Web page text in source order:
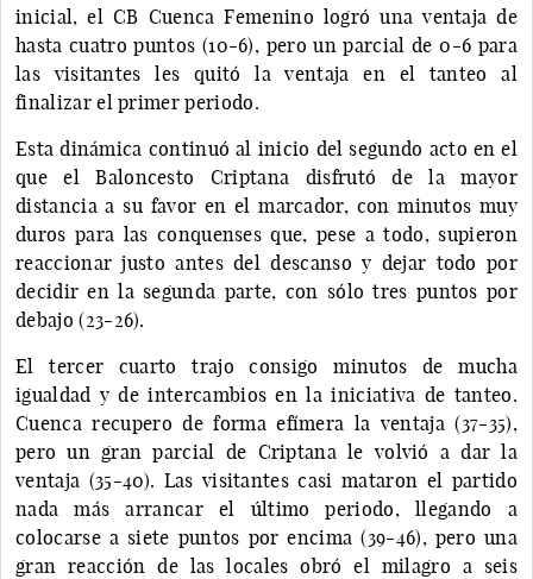
inicial, el CB Cuenca Femenino logró una ventaja de
hasta cuatro puntos (10-6), pero un parcial de 0-6 para
las visitantes les quitó la ventaja en el tanteo al
finalizar el primer periodo.
Esta dinámica continuó al inicio del segundo acto en el
que el Baloncesto Criptana disfrutó de la mayor
distancia a su favor en el marcador, con minutos muy
duros para las conquenses que, pese a todo, supieron
reaccionar justo antes del descanso y dejar todo por
decidir en la segunda parte, con sólo tres puntos por
debajo (23-26).
El tercer cuarto trajo consigo minutos de mucha
igualdad y de intercambios en la iniciativa de tanteo.
Cuenca recupero de forma efímera la ventaja (37-35),
pero un gran parcial de Criptana le volvió a dar la
ventaja (35-40). Las visitantes casi mataron el partido
nada más arrancar el último periodo, llegando a
colocarse a siete puntos por encima (39-46), pero una
gran reacción de las locales obró el milagro a seis